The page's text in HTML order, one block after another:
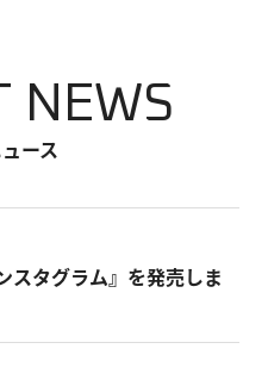
ース
NEWS
スタグラム』を発売しま